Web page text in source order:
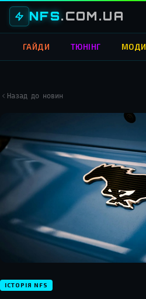
NFS.COM.UA
ГАЙДИ ТЮНІНГ МОДИ
Назад до новин
ІСТОРІЯ NFS